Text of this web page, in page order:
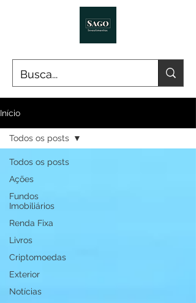
Início
Todos os posts
Ações
Fundos
Imobiliários
Renda Fixa
Livros
Criptomoedas
Exterior
Notícias
Todos os posts